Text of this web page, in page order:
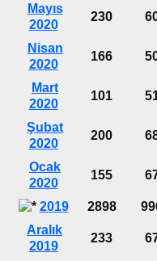
Mayıs
2020
230
Nisan
2020
166
Mart
2020
101
Şubat
2020
200
Ocak
2020
155
2019 2898
Aralık
2019
233